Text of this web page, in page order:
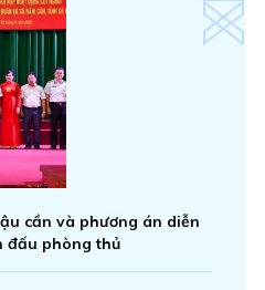
cần và phương án diễn
đấu phòng thủ